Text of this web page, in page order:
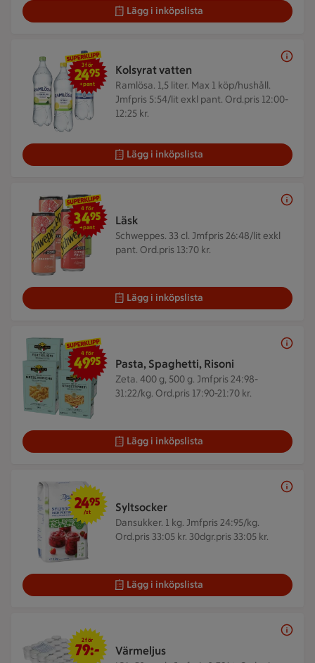
Lägg i inköpslista
Kolsyrat vatten
Ramlösa. 1,5 liter. Max 1 köp/hushåll.
Jmfpris 5:54/lit exkl pant. Ord.pris 12:00-
12:25 kr.
3 för 24,95 kr +pant
3 för
2495
+pant
Lägg i inköpslista
Läsk
Schweppes. 33 cl. Jmfpris 26:48/lit exkl
pant. Ord.pris 13:70 kr.
4 för 34,95 kr +pant
4 för
3495
+pant
Lägg i inköpslista
Pasta, Spaghetti, Risoni
Zeta. 400 g, 500 g. Jmfpris 24:98-
31:22/kg. Ord.pris 17:90-21:70 kr.
4 för 49,95 kr
4 för
4995
Lägg i inköpslista
Syltsocker
Dansukker. 1 kg. Jmfpris 24:95/kg.
Ord.pris 33:05 kr. 30dgr.pris 33:05 kr.
24,95 kr/st
2495
/st
Lägg i inköpslista
Värmeljus
2 för 79 kr
2 för
79:-